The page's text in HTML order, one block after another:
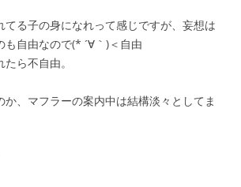
てる子の身になれって感じですが、妄想は
も自由なので(* ´∀｀)＜自由
ら不自由。
か、マフラーの案内中は結構淡々としてま